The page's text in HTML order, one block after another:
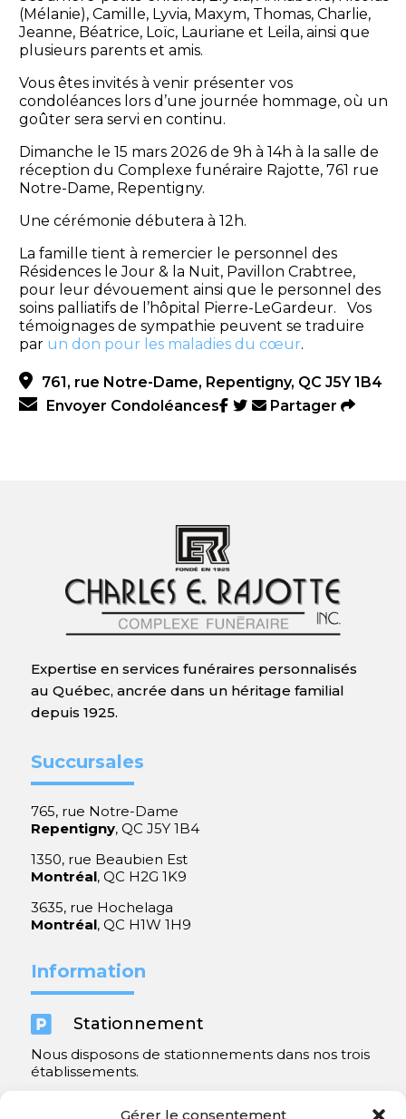
Gérer le consentement
(Mélanie), Camille, Lyvia, Maxym, Thomas, Charlie,
Jeanne, Béatrice, Loïc, Lauriane et Leila, ainsi que
plusieurs parents et amis.
Vous êtes invités à venir présenter vos
condoléances lors d’une journée hommage, où un
goûter sera servi en continu.
Dimanche le 15 mars 2026 de 9h à 14h à la salle de
réception du Complexe funéraire Rajotte, 761 rue
Notre-Dame, Repentigny.
Une cérémonie débutera à 12h.
La famille tient à remercier le personnel des
Résidences le Jour & la Nuit, Pavillon Crabtree,
pour leur dévouement ainsi que le personnel des
soins palliatifs de l’hôpital Pierre-LeGardeur. Vos
témoignages de sympathie peuvent se traduire
parun don pour les maladies du cœur.
761, rue Notre-Dame, Repentigny, QC J5Y 1B4
Envoyer Condoléances
Partager
Expertise en services funéraires personnalisés
au Québec, ancrée dans un héritage familial
depuis 1925.
Succursales
765, rue Notre-Dame
Repentigny, QC J5Y 1B4
1350, rue Beaubien Est
Montréal, QC H2G 1K9
3635, rue Hochelaga
Montréal, QC H1W 1H9
Information
 Stationnement
Nous disposons de stationnements dans nos trois
établissements.